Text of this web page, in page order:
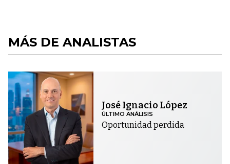
MÁS DE ANALISTAS
José Ignacio López
ÚLTIMO ANÁLISIS
Oportunidad perdida